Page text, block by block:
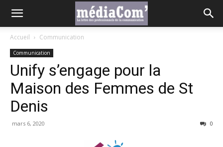
Accueil Communication
Communication
Unify s’engage pour la
Maison des Femmes de St
Denis
mars 6, 2020 0